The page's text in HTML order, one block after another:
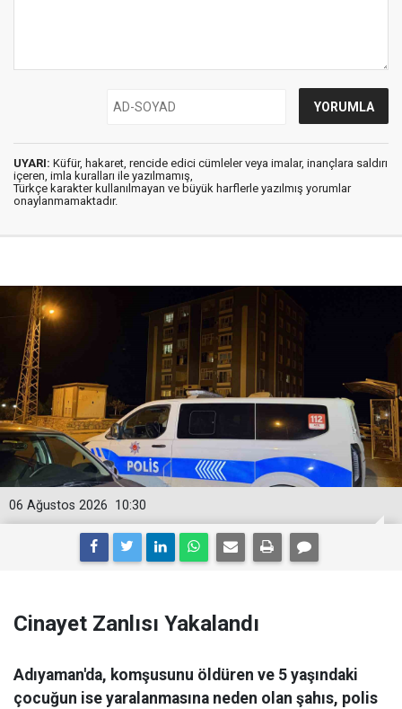
UYARI: Küfür, hakaret, rencide edici cümleler veya imalar, inançlara saldırı
içeren, imla kuralları ile yazılmamış,
Türkçe karakter kullanılmayan ve büyük harflerle yazılmış yorumlar
onaylanmamaktadır.
10:30
06 Ağustos 2026
Cinayet Zanlısı Yakalandı
Adıyaman'da, komşusunu öldüren ve 5 yaşındaki
çocuğun ise yaralanmasına neden olan şahıs, polis